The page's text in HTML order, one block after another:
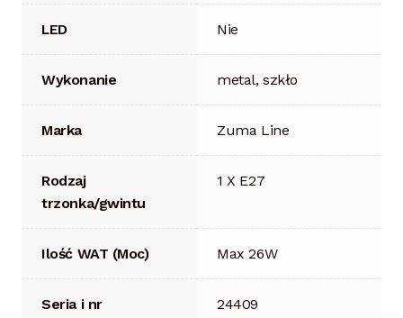
LED Nie
Wykonanie metal, szkło
Marka Zuma Line
Rodzaj
trzonka/gwintu
1 X E27
Ilość WAT (Moc) Max 26W
Seria i nr 24409